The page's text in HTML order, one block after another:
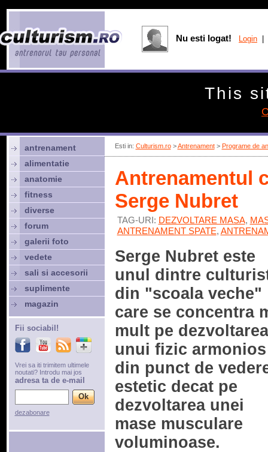
Esti in: Culturism.ro>Antrenament> Programe de
Antrenamentul
Serge Nubret
TAG-URI: DEZVOLTARE MASA,
ANTRENAMENT SPATE,
Serge Nubret este
unul dintre
din "scoala veche"
care se concentra
mult pe dezvoltarea
unui fizic armonios
din punct de
estetic decat pe
dezvoltarea unei
mase musculare
voluminoase.
antrenament
alimentatie
anatomie
fitness
diverse
forum
galerii foto
vedete
sali si accesorii
suplimente
magazin
Fii sociabil!
Vrei sa iti trimitem ultimele
noutati? Introdu mai jos
adresa ta de e-mail
dezabonare
Nu esti logat! Login
This